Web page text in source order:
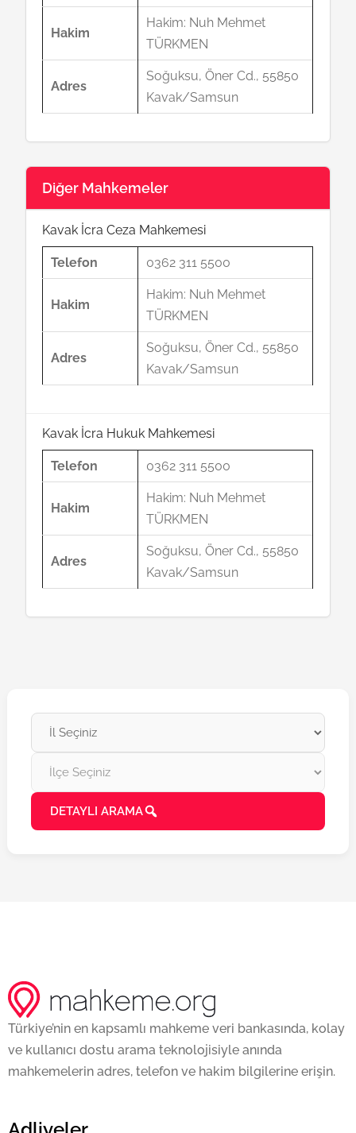
Hakim
Hakim: Nuh Mehmet
TÜRKMEN
Adres
Soğuksu, Öner Cd., 55850
Kavak/Samsun
Diğer Mahkemeler
Kavak İcra Ceza Mahkemesi
Telefon 0362 311 5500
Hakim
Hakim: Nuh Mehmet
TÜRKMEN
Adres
Soğuksu, Öner Cd., 55850
Kavak/Samsun
Kavak İcra Hukuk Mahkemesi
Telefon 0362 311 5500
Hakim
Hakim: Nuh Mehmet
TÜRKMEN
Adres
Soğuksu, Öner Cd., 55850
Kavak/Samsun
DETAYLI ARAMA
Türkiye’nin en kapsamlı mahkeme veri bankasında, kolay
ve kullanıcı dostu arama teknolojisiyle anında
mahkemelerin adres, telefon ve hakim bilgilerine erişin.